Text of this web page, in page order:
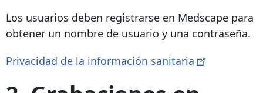
Los usuarios deben registrarse en Medscape para
obtener un nombre de usuario y una contraseña.
Privacidad de la información sanitaria